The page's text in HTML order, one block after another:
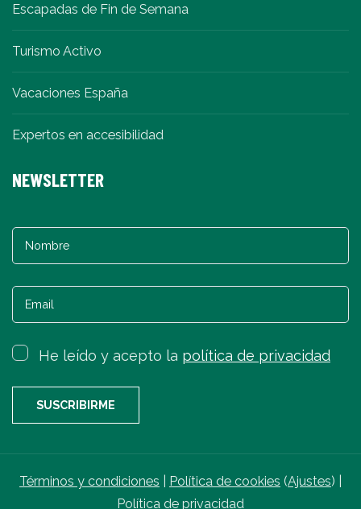
Escapadas de Fin de Semana
Turismo Activo
Vacaciones España
Expertos en accesibilidad
NEWSLETTER
He leído y acepto la política de privacidad
Términos y condiciones Política de cookies (Ajustes) |
Política de privacidad